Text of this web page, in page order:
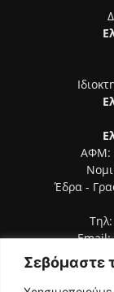
Σεβόμαστε
ΑΦΜ:
Έδρα -
Τηλ:
Email: